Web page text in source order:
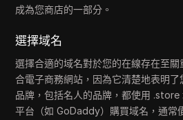
成為您商店的一部分。
選擇域名
選擇合適的域名對於您的在線存在至
合電子商務網站，因為它清楚地表明
品牌，包括名人的品牌，都使用 .store
平台（如 GoDaddy）購買域名，通常